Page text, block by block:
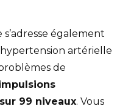
également
artérielle
de
99 niveaux. Vous